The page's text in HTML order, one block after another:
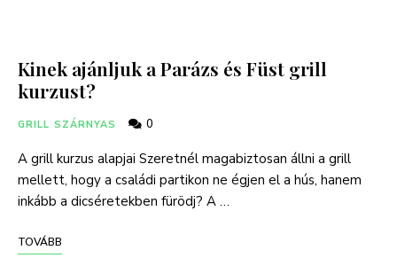
Kinek ajánljuk a Parázs és Füst grill
kurzust?
GRILL SZÁRNYAS 0
A grill kurzus alapjai Szeretnél magabiztosan állni a grill
mellett, hogy a családi partikon ne égjen el a hús, hanem
inkább a dicséretekben fürödj? A …
TOVÁBB